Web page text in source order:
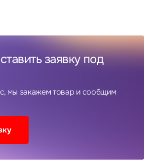
заявку под
мы закажем товар и сообщим